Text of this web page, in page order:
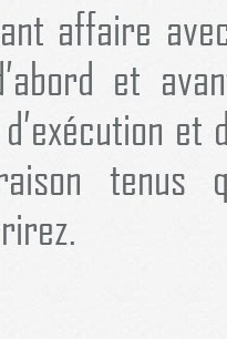
affaire
et
et
tenus